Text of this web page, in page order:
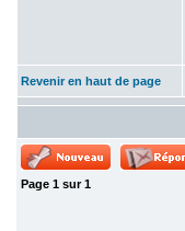
Revenir en haut de page
Page 1 sur1